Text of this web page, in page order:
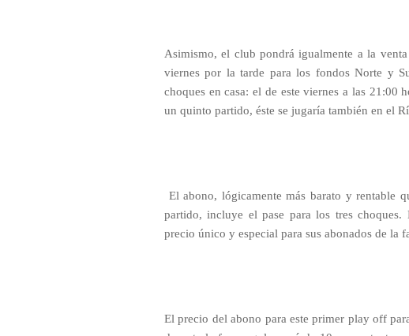
Asimismo, el club pondrá igualmente a la
viernes por la tarde para los fondos Norte y
choques en casa: el de este viernes a las 21:00
un quinto partido, éste se jugaría también en el
El abono, lógicamente más barato y rentable
partido, incluye el pase para los tres
precio único y especial para sus abonados de la
El precio del abono para este primer play off